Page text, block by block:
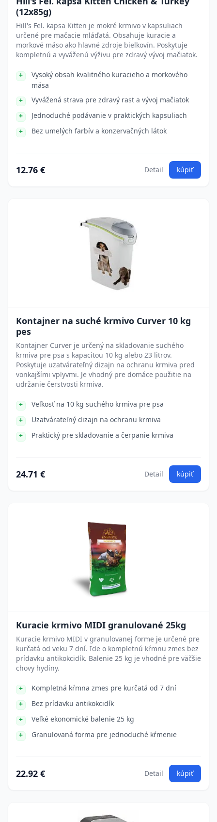
(12x85g)
Hill's Fel. kapsa Kitten je mokré krmivo v kapsuliach
určené pre mačacie mláďatá. Obsahuje kuracie a
morkové mäso ako hlavné zdroje bielkovín. Poskytuje
kompletnú a vyváženú výživu pre zdravý vývoj mačiatok.
Vysoký obsah kvalitného kuracieho a morkového
mäsa
Vyvážená strava pre zdravý rast a vývoj mačiatok
Jednoduché podávanie v praktických kapsuliach
Bez umelých farbív a konzervačných látok
12.76 € Detail kúpiť
Kontajner na suché krmivo Curver 10 kg
pes
Kontajner Curver je určený na skladovanie suchého
krmiva pre psa s kapacitou 10 kg alebo 23 litrov.
Poskytuje uzatvárateľný dizajn na ochranu krmiva pred
vonkajšími vplyvmi. Je vhodný pre domáce použitie na
udržanie čerstvosti krmiva.
Veľkosť na 10 kg suchého krmiva pre psa
Uzatvárateľný dizajn na ochranu krmiva
Praktický pre skladovanie a čerpanie krmiva
24.71 € Detail kúpiť
Kuracie krmivo MIDI granulované 25kg
Kuracie krmivo MIDI v granulovanej forme je určené pre
kurčatá od veku 7 dní. Ide o kompletnú kŕmnu zmes bez
prídavku antikokcidík. Balenie 25 kg je vhodné pre väčšie
chovy hydiny.
Kompletná kŕmna zmes pre kurčatá od 7 dní
Bez prídavku antikokcidík
Veľké ekonomické balenie 25 kg
Granulovaná forma pre jednoduché kŕmenie
22.92 € Detail kúpiť